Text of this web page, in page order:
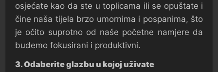
osjećate kao da ste u toplicama ili se opuštate i
čine naša tijela brzo umornima i pospanima, što
je očito suprotno od naše početne namjere da
budemo fokusirani i produktivni.
3. Odaberite glazbu u kojoj uživate